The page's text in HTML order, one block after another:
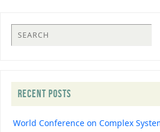
RECENT POSTS
World Conference on Complex